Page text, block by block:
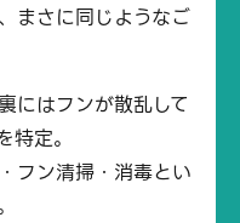
まさに同じようなご
にはフンが散乱して
定。
フン清掃・消毒とい